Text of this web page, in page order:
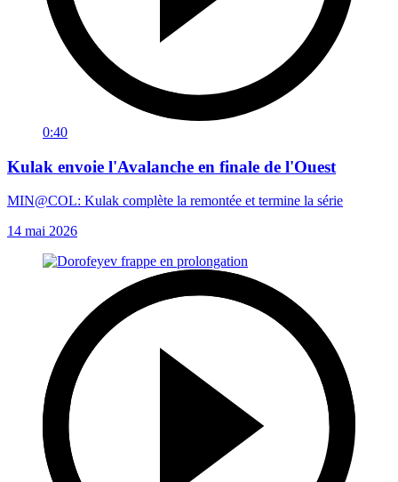
0:40
Kulak envoie l'Avalanche en finale de l'Ouest
MIN@COL: Kulak complète la remontée et termine la série
14 mai 2026